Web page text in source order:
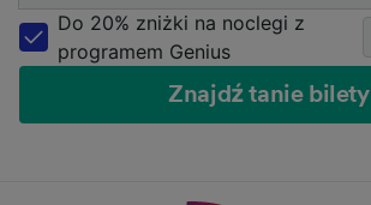
Do 20% zniżki na noclegi z
programem Genius
Znajdź tanie bilety